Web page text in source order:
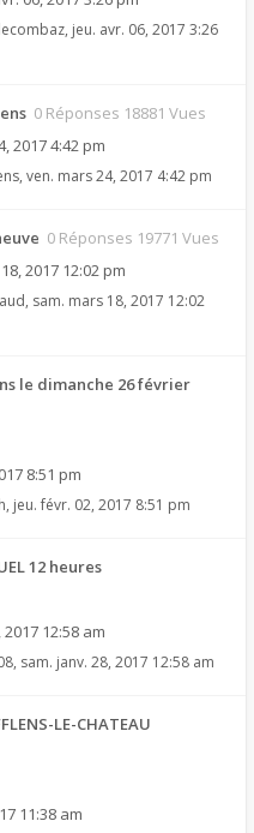
, jeu. avr. 06, 2017 3:26
0 Réponses 18881 Vues
2017 4:42 pm
, ven. mars 24, 2017 4:42 pm
0 Réponses 19771 Vues
2017 12:02 pm
, sam. mars 18, 2017 12:02
le dimanche 26 février
8:51 pm
, jeu. févr. 02, 2017 8:51 pm
12 heures
12:58 am
, sam. janv. 28, 2017 12:58 am
LE-CHATEAU
11:38 am